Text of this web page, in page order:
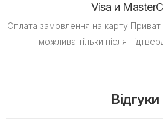
Visa и
Оплата замовлення на карту Приват
можлива тільки після
Відгуки